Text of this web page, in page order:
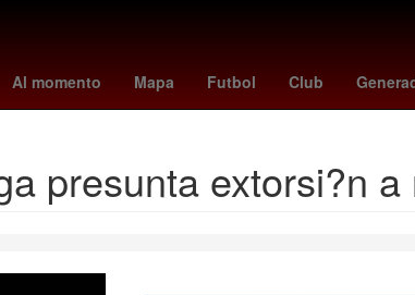
Al momento Mapa Futbol Club
murakami celtics - raptors UEFA Europa
presunta extorsi?n